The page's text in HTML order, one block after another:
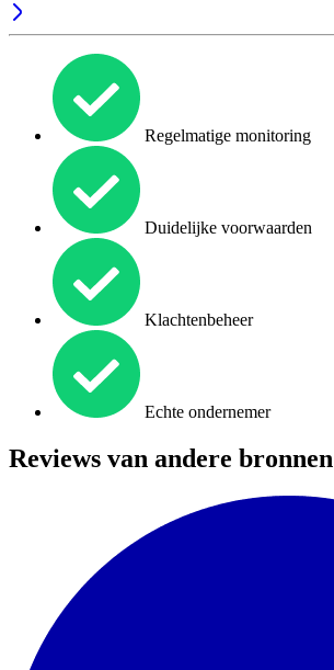
Regelmatige monitoring
Duidelijke voorwaarden
Klachtenbeheer
Echte ondernemer
Reviews van andere bronnen